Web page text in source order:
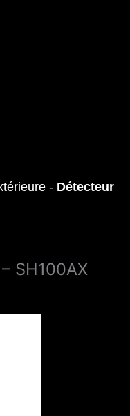
- Détecteur
SH100AX